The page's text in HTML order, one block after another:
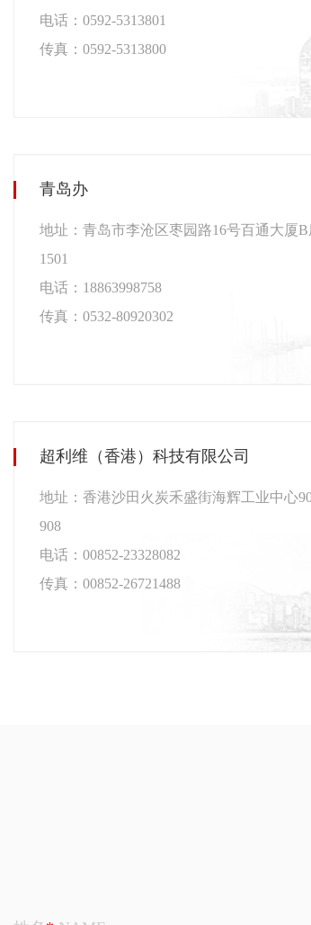
电话：0592-5313801
传真：0592-5313800
青岛办
地址：青岛市李沧区枣园路16号百通大厦B
1501
电话：18863998758
传真：0532-80920302
超利维（香港）科技有限公司
地址：香港沙田火炭禾盛街海辉工业中心
908
电话：00852-23328082
传真：00852-26721488